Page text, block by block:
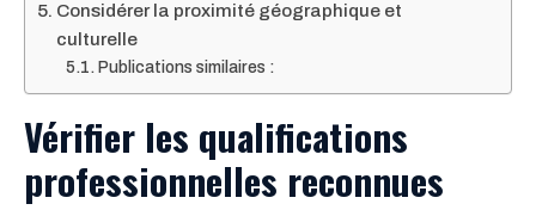
Considérer la proximité géographique et
culturelle
Publications similaires :
Vérifier les qualifications
professionnelles reconnues